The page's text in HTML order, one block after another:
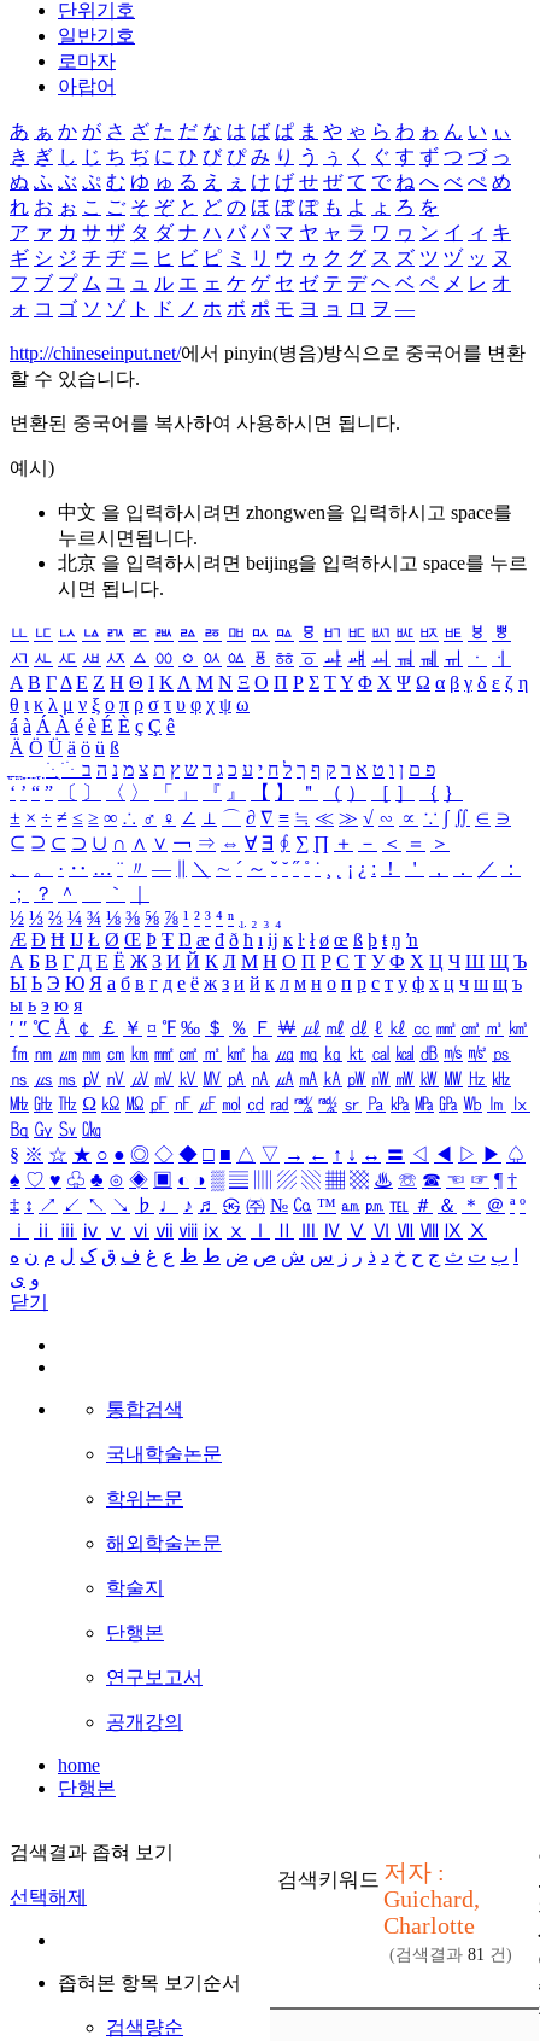
단위기호
일반기호
로마자
아랍어
あ ぁ か が さ ざ た だ な は ば ぱ ま や ゃ ら わ ゎ ん い ぃ
き ぎ し じ ち ぢ に ひ び ぴ み り う ぅ く ぐ す ず つ づ っ
ぬ ふ ぶ ぷ む ゆ ゅ る え ぇ け げ せ ぜ て で ね へ べ ぺ め
れ お ぉ こ ご そ ぞ と ど の ほ ぼ ぽ も よ ょ ろ を
ア ァ カ サ ザ タ ダ ナ ハ バ パ マ ヤ ャ ラ ワ ヮ ン イ ィ キ
ギ シ ジ チ ヂ ニ ヒ ビ ピ ミ リ ウ ゥ ク グ ス ズ ツ ヅ ッ ヌ
フ ブ プ ム ユ ュ ル エ ェ ケ ゲ セ ゼ テ デ ヘ ベ ペ メ レ オ
ォ コ ゴ ソ ゾ ト ド ノ ホ ボ ポ モ ヨ ョ ロ ヲ ―
http://chineseinput.net/에서 pinyin(병음)방식으로 중국어를 변환
할 수 있습니다.
변환된 중국어를 복사하여 사용하시면 됩니다.
예시)
中文 을 입력하시려면 zhongwen을 입력하시고 space를
누르시면됩니다.
北京 을 입력하시려면 beijing을 입력하시고 space를 누르
시면 됩니다.
ㅥ ㅦ ㅧ ㅨ ㅩ ㅪ ㅫ ㅬ ㅭ ㅮ ㅯ ㅰ ㅱ ㅲ ㅳ ㅴ ㅵ ㅶ ㅷ ㅸ
ㅹ
ㅺ ㅻ ㅼ ㅽ ㅾ ㅿ ㆀ ㆁ ㆂ ㆃ ㆄ ㆅ ㆆ ㆇ ㆈ ㆉ ㆊ ㆋ ㆌ ㆍ
ㆎ
Α Β ΓΔ Ε Ζ Η Θ Ι ΚΛ Μ Ν Ξ Ο Π Ρ Σ ΤΥ Φ Χ Ψ Ω α β γ δ ε ζ η
θ ι κ λ μ ν ξ ο π ρ σ τ υ φ χ ψ ω
á à Á À é è É È ç Ç ê
Ä Ö Ü ä ö ü ß
ִֶֹ ֻּ ׁׂ פ ם ן ו ט א ר ק ף ך ל ח י ע כ ג ד ש ץ ת צ מ נ ה ב
‘ ’ “ ” 〔 〕 〈 〉 「 」 『 』 【 】 ＂ （ ） ［ ］ ｛ ｝
± × ÷ ≠ ≤ ≥ ∞ ∴ ♂ ♀ ∠ ⊥ ⌒ ∂ ∇ ≡ ≒ ≪ ≫ √ ∽ ∝ ∵ ∫ ∬ ∈ ∋
⊆ ⊇ ⊂ ⊃ ∪ ∩ ∧ ∨ ￢ ⇒ ⇔ ∀ ∃ ∮ ∑ ∏ ＋ － ＜ ＝
＞
、
。 · ‥ … ¨ 〃 ― ＼ ∼ ´ ～ ˇ ˘ ˝ ˚ ˙ ¸ ¡ ¿ ː ！ ＇ ， ． ／
：
；
？ ＾ ｀
½ ⅓ ⅔ ¼ ¾ ⅛ ⅜ ⅝ ⅞ ¹ ² ³ ⁴ ⁿ ₁ ₂ ₃ ₄
Æ Ð Ħ Ĳ Ł Ø Œ Þ Ŧ Ŋ æ đ ð ħ ı ĳ ĸ ŀ ł ø œ ß þ ŧ ŋ ŉ
А Б В Г Д Е Ё Ж З И Й К Л М Н О П Р С Т У Ф Х Ц Ч Ш Щ Ъ
Ы Ь Э Ю Я а б в г д е ё ж з и й к л м н о п р с т у ф х ц ч ш щ ъ
ы ь э ю я
′ ″ ℃ Å ￠ ￡ ￥ ¤ ℉ ‰ ＄ ％ Ｆ ￦ ㎕ ㎖ ㎗ ℓ ㎘ ㏄ ㎣ ㎤ ㎥ ㎦
㎙ ㎚ ㎛ ㎜ ㎝ ㎞ ㎟ ㎠ ㎡ ㎢ ㏊ ㎍ ㎎ ㎏ ㏏ ㎈ ㎉ ㏈ ㎧ ㎨ ㎰
㎱ ㎲ ㎳ ㎴ ㎵ ㎶ ㎷ ㎸ ㎹ ㎀ ㎁ ㎂ ㎃ ㎄ ㎺ ㎻ ㎽ ㎾ ㎿ ㎐ ㎑
㎒ ㎓ ㎔ Ω ㏀ ㏁ ㎊ ㎋ ㎌ ㏖ ㏅ ㎭ ㎮ ㎯ ㏛ ㎩ ㎪ ㎫ ㎬ ㏝ ㏐
㏓
㏃ ㏉ ㏜ ㏆
§ ※ ☆ ★ ○ ● ◎ ◇ ◆ □ ■ △ ▽ → ← ↑ ↓ ↔ 〓 ◁ ◀ ▷ ▶ ♤
♠ ♡ ♥ ♧ ♣ ⊙ ◈ ▣ ◐ ◑ ▒ ▤ ▨ ▧ ▦ ▩ ♨ ☏ ☎ ☜ ☞ ¶ †
‡ ↕ ↗ ↙ ↖ ↘ ♭ ♩ ♪ ♬ ㉿ ㈜ № ㏇ ™ ㏂ ㏘ ℡ ＃ ＆ ＊ ＠ ª º
ⅰ
ⅱ ⅲ ⅳ ⅴ ⅵ ⅶ ⅷ ⅸ ⅹ Ⅳ Ⅴ Ⅵ Ⅶ Ⅷ Ⅸ Ⅹ
ب ت ث ج ح خ د ذ ر ز س ش ص ض ط ظ ع غ ف ق ک ل م ن ه
و ی
닫기
통합검색
국내학술논문
학위논문
해외학술논문
학술지
단행본
연구보고서
공개강의
home
단행본
검색결과 좁혀 보기
선택해제
좁혀본 항목 보기순서
검색량순
검색키워드 저자 :
Guichard,
Charlotte
(검색결과 81 건)